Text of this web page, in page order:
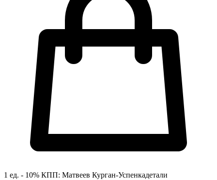
1 ед. - 10% КПП: Матвеев Курган-Успенкадетали